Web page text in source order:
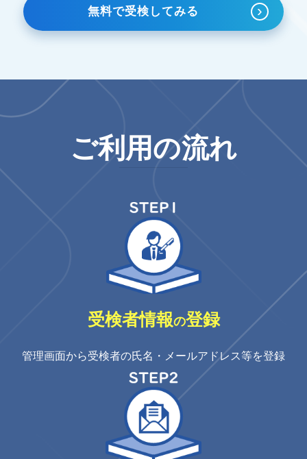
無料で受検してみる ›
ご利用の流れ
受検者情報の登録
管理画面から受検者の氏名・ メールアドレス等を登録